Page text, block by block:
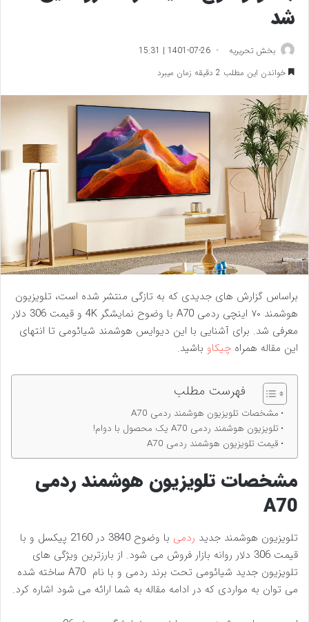
شد
بخش تحریریه
1401-07-26 | 15:31
خواندن این مطلب 2 دقیقه زمان میبرد
براساس گزارش های جدیدی که به تازگی منتشر شده است، تلویزیون
هوشمند ۷۰ اینچی ردمی A70 با وضوح نمایشگر 4K و قیمت 306 دلار
معرفی شد. برای آشنایی با این دیوایس هوشمند شیائومی تا انتهای
این مقاله همراه چیکاو باشید.
فهرست مطلب
مشخصات تلویزیون هوشمند ردمی A70
تلویزیون هوشمند ردمی A70 یک محصول با دوام!
قیمت تلویزیون هوشمند ردمی A70
مشخصات تلویزیون هوشمند ردمی
A70
تلویزیون هوشمند جدید ردمی
با وضوح 3840 در 2160 پیکسل و با
قیمت 306 دلار روانه بازار فروش می شود. از بارزترین ویژگی های
تلویزیون جدید شیائومی تحت برند ردمی و با نام A70 ساخته شده
می توان به مواردی که در ادامه مقاله به شما ارائه می شود اشاره کرد.